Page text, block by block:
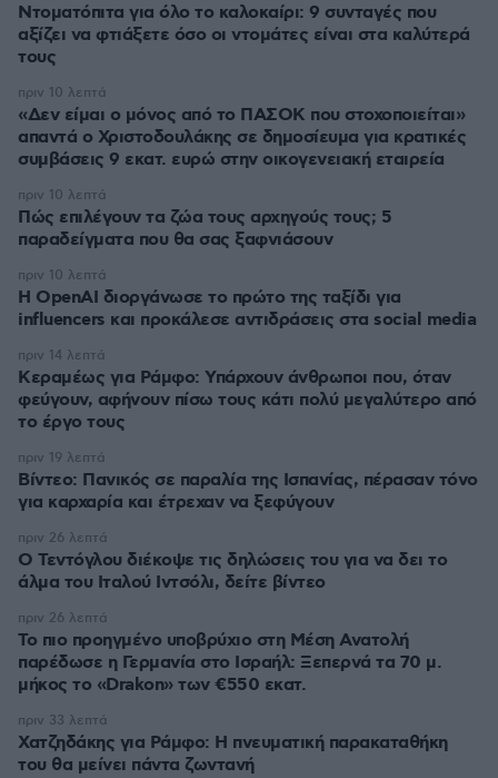
Ντοματόπιτα για όλο το καλοκαίρι: 9 συνταγές που
αξίζει να φτιάξετε όσο οι ντομάτες είναι στα καλύτερά
τους
«Δεν είμαι ο μόνος από το ΠΑΣΟΚ που στοχοποιείται»
απαντά ο Χριστοδουλάκης σε δημοσίευμα για κρατικές
συμβάσεις 9 εκατ. ευρώ στην οικογενειακή εταιρεία
πριν 10 λεπτά
Πώς επιλέγουν τα ζώα τους αρχηγούς τους; 5
παραδείγματα που θα σας ξαφνιάσουν
πριν 10 λεπτά
Η OpenAI διοργάνωσε το πρώτο της ταξίδι για
influencers και προκάλεσε αντιδράσεις στα social media
πριν 10 λεπτά
Κεραμέως για Ράμφο: Υπάρχουν άνθρωποι που, όταν
φεύγουν, αφήνουν πίσω τους κάτι πολύ μεγαλύτερο από
το έργο τους
πριν 14 λεπτά
Βίντεο: Πανικός σε παραλία της Ισπανίας, πέρασαν τόνο
για καρχαρία και έτρεχαν να ξεφύγουν
πριν 19 λεπτά
Ο Τεντόγλου διέκοψε τις δηλώσεις του για να δει το
άλμα του Ιταλού Ιντσόλι, δείτε βίντεο
πριν 26 λεπτά
Το πιο προηγμένο υποβρύχιο στη Μέση Ανατολή
παρέδωσε η Γερμανία στο Ισραήλ: Ξεπερνά τα 70 μ.
μήκος το «Drakon» των €550 εκατ.
πριν 26 λεπτά
Χατζηδάκης για Ράμφο: Η πνευματική παρακαταθήκη
του θα μείνει πάντα ζωντανή
πριν 33 λεπτά